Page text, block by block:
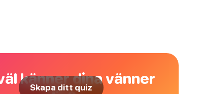
känner dina vänner
Skapa ditt quiz